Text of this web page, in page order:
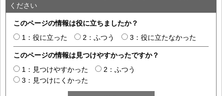
ください
このページの情報は役に立ちましたか？
1：役に立った
2：ふつう 3：役に立たなかった
このページの情報は見つけやすかったですか？
1：見つけやすかった
2：ふつう
3：見つけにくかった